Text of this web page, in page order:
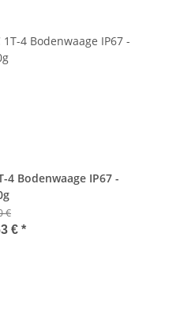
4 Bodenwaage IP67 -
€
€ *